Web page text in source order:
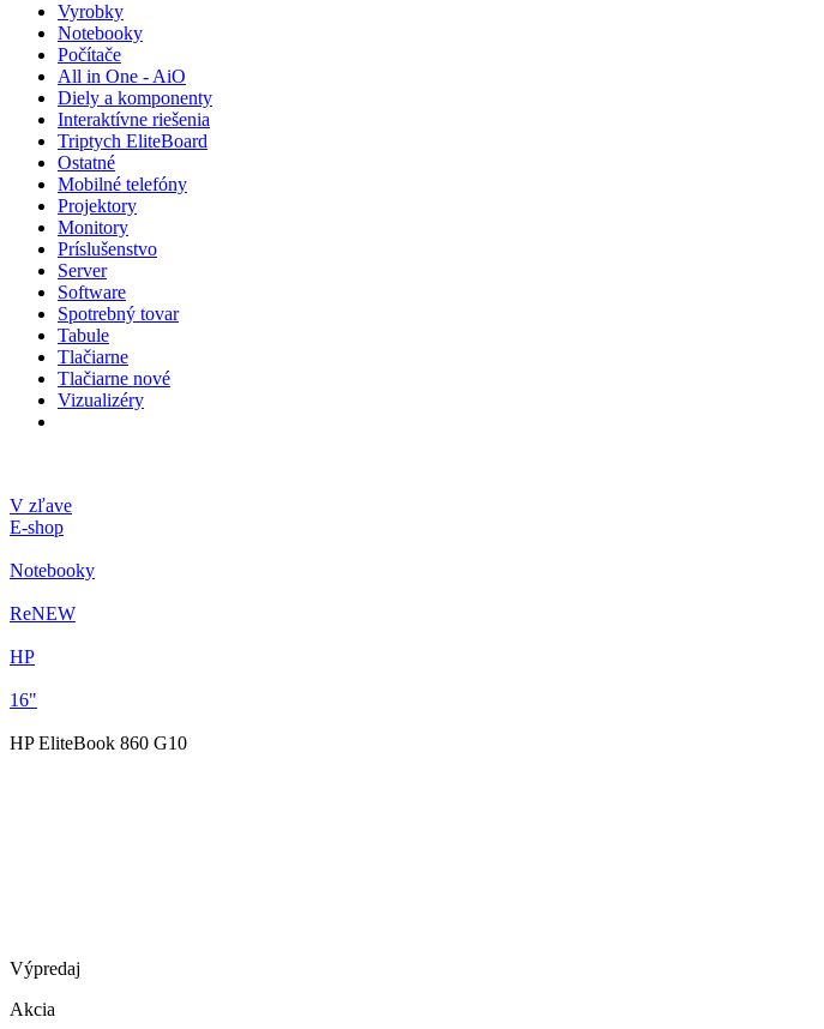
Vyrobky
Notebooky
Počítače
All in One - AiO
Diely a komponenty
Interaktívne riešenia
Triptych EliteBoard
Ostatné
Mobilné telefóny
Projektory
Monitory
Príslušenstvo
Server
Software
Spotrebný tovar
Tabule
Tlačiarne
Tlačiarne nové
Vizualizéry
V zľave
E-shop
Notebooky
ReNEW
HP
16"
HP EliteBook 860 G10
Výpredaj
Akcia